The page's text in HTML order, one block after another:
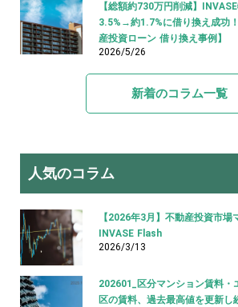
【総額約730万円削減】
3.5%→約1.7%に借り換え成功
産投資ローン 借り換え事例】
2026/5/26
新着のコラム一覧
人気のコラム
【2026年3月】不動産投資市
INVASE Flash
2026/3/13
202601_区分マンション賃料・
区の賃料、過去最高値を更新し